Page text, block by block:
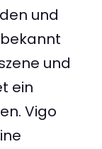
und
und
ein
Vigo